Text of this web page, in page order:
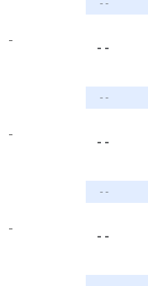
- -
-
- -
- -
-
- -
- -
-
- -